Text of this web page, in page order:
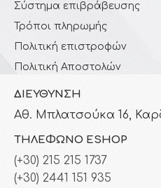
Σύστημα επιβράβευσης
Τρόποι πληρωμής
Πολιτική επιστροφών
Πολιτική Αποστολών
ΔΙΕΎΘΥΝΣΗ
Αθ. Μπλατσούκα 16,
ΤΗΛΈΦΩΝΟ ESHOP
(+30) 215 215 1737
(+30) 2441 151 935